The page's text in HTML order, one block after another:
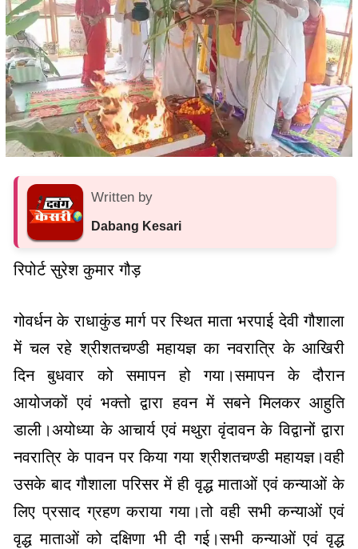
Written by
Dabang Kesari
रिपोर्ट सुरेश कुमार गौड़
गोवर्धन के राधाकुंड मार्ग पर स्थित माता भरपाई देवी गौशाला
में चल रहे श्रीशतचण्डी महायज्ञ का नवरात्रि के आखिरी
दिन बुधवार को समापन हो गया।समापन के दौरान
आयोजकों एवं भक्तो द्वारा हवन में सबने मिलकर आहुति
डाली।अयोध्या के आचार्य एवं मथुरा वृंदावन के विद्वानों द्वारा
नवरात्रि के पावन पर किया गया श्रीशतचण्डी महायज्ञ।वही
उसके बाद गौशाला परिसर में ही वृद्ध माताओं एवं कन्याओं के
लिए प्रसाद ग्रहण कराया गया।तो वही सभी कन्याओं एवं
वृद्ध माताओं को दक्षिणा भी दी गई।सभी कन्याओं एवं वृद्ध